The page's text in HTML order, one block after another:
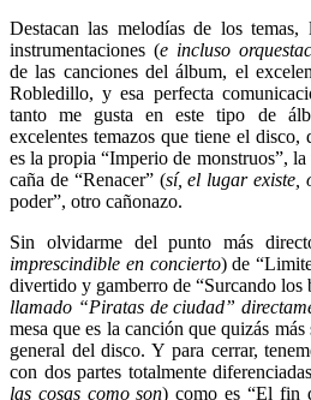
Destacan las melodías de los temas,
instrumentaciones (e incluso
de las canciones del álbum, el
Robledillo, y esa perfecta
tanto me gusta en este tipo de
excelentes temazos que tiene el
es la propia “Imperio de monstruos”,
caña de “Renacer” (sí, el lugar existe,
poder”, otro cañonazo.
Sin olvidarme del punto más
imprescindible en concierto) de
divertido y gamberro de “Surcando los
llamado “Piratas de ciudad”
mesa que es la canción que quizás
general del disco. Y para cerrar,
con dos partes totalmente
las cosas como son) como es “El fin